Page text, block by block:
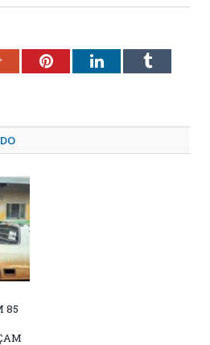
Google+PinterestLinkedInTumblr
85